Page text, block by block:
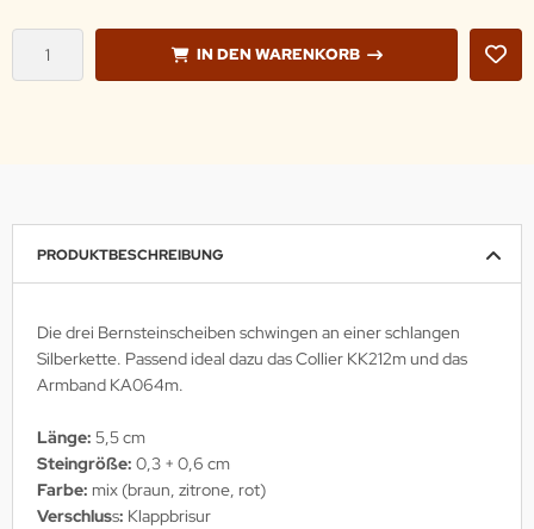
IN DEN WARENKORB
PRODUKTBESCHREIBUNG
Die drei Bernsteinscheiben schwingen an einer schlangen
Silberkette. Passend ideal dazu das Collier KK212m und das
Armband KA064m.
Länge: 5,5 cm
Steingröße: 0,3 + 0,6 cm
Farbe: mix (braun, zitrone, rot)
Verschluss: Klappbrisur